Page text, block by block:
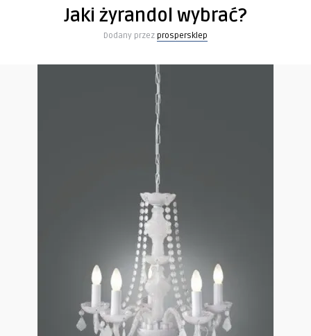
Jaki żyrandol wybrać?
Dodany przez prospersklep